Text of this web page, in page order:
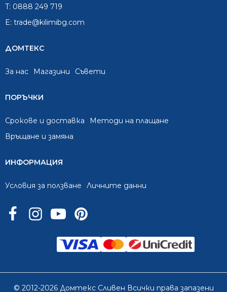
T: 0888 249 719
E: trade@kilimibg.com
ДОМТЕКС
За нас Mагазини Съвети
ПОРЪЧКИ
Срокове и доставка
Методи на плащане
Връщане и замяна
ИНФОРМАЦИЯ
Условия за ползване Личните данни
© 2012-2026 Домтекс Сливен Всички права запазени